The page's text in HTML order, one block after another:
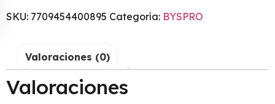
SKU: 7709454400895 Categoría: BYSPRO
Valoraciones (0)
Valoraciones